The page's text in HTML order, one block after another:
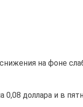
на фоне
доллара и в